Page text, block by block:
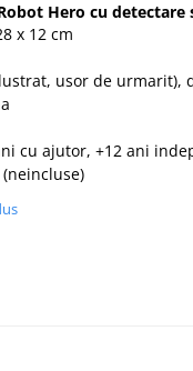
Hero cu detectare
x 12 cm
usor de
cu ajutor, +12 ani